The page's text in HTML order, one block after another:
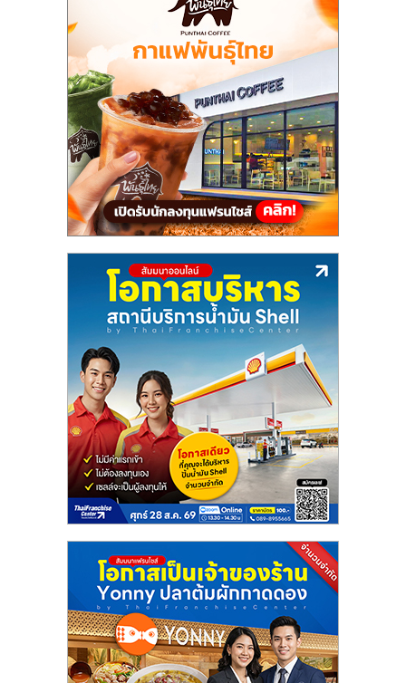
ปรึกษา
แฟ
ไชส์,
รวม
แฟ
ไชส์
ขาย
แฟ
ไชส์
แฟ